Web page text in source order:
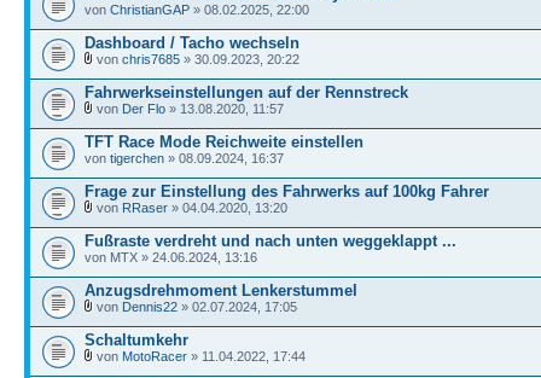
von ChristianGAP » 08.02.2025, 22:00
Dashboard / Tacho wechseln
von chris7685 » 30.09.2023, 20:22
Fahrwerkseinstellungen auf der Rennstreck
von Der Flo » 13.08.2020, 11:57
TFT Race Mode Reichweite einstellen
von tigerchen » 08.09.2024, 16:37
Frage zur Einstellung des Fahrwerks auf 100kg Fahrer
von RRaser » 04.04.2020, 13:20
Fußraste verdreht und nach unten weggeklappt ...
von MTX » 24.06.2024, 13:16
Anzugsdrehmoment Lenkerstummel
von Dennis22 » 02.07.2024, 17:05
Schaltumkehr
von MotoRacer » 11.04.2022, 17:44